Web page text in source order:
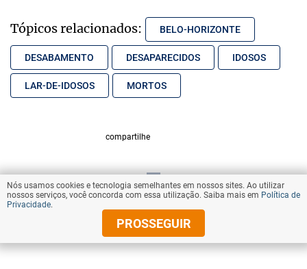
Tópicos relacionados: BELO-HORIZONTE
DESABAMENTO DESAPARECIDOS IDOSOS
LAR-DE-IDOSOS MORTOS
compartilhe
VOLTAR AO TOPO
© Copyright 2026 Diários Associados
Nós usamos cookies e tecnologia semelhantes em nossos sites. Ao utilizar
nossos serviços, você concorda com essa utilização. Saiba mais em Política de
Privacidade.
PROSSEGUIR